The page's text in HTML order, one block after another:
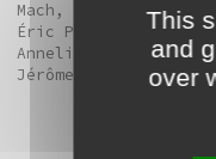
Mach, Myriam
Éric Pougeau,
Annelies Štrba, Iris
Jérôme Zonder.
This
and
over